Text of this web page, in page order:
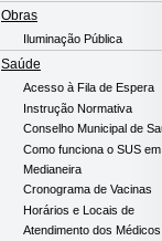
Obras
Iluminação Pública
Saúde
Acesso à Fila de Espera
Instrução Normativa
Conselho Municipal de
Como funciona o SUS em
Medianeira
Cronograma de Vacinas
Horários e Locais de
Atendimento dos Médicos